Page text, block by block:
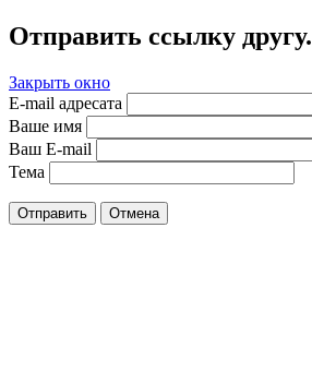
Отправить ссылку другу.
Закрыть окно
E-mail адресата
Ваше имя
Ваш E-mail
Тема
Отправить Отмена